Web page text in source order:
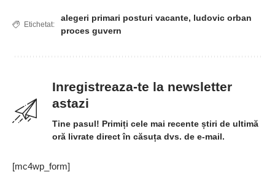
Etichetat:
alegeri primari posturi vacante, ludovic orban
proces guvern
Inregistreaza-te la newsletter
astazi
Tine pasul! Primiți cele mai recente știri de ultimă
oră livrate direct în căsuța dvs. de e-mail.
[mc4wp_form]